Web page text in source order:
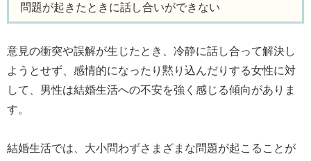
問題が起きたときに話し合いができない
意見の衝突や誤解が生じたとき、冷静に話し合って解決し
ようとせず、感情的になったり黙り込んだりする女性に対
して、男性は結婚生活への不安を強く感じる傾向がありま
す。
結婚生活では、大小問わずさまざまな問題が起こることが